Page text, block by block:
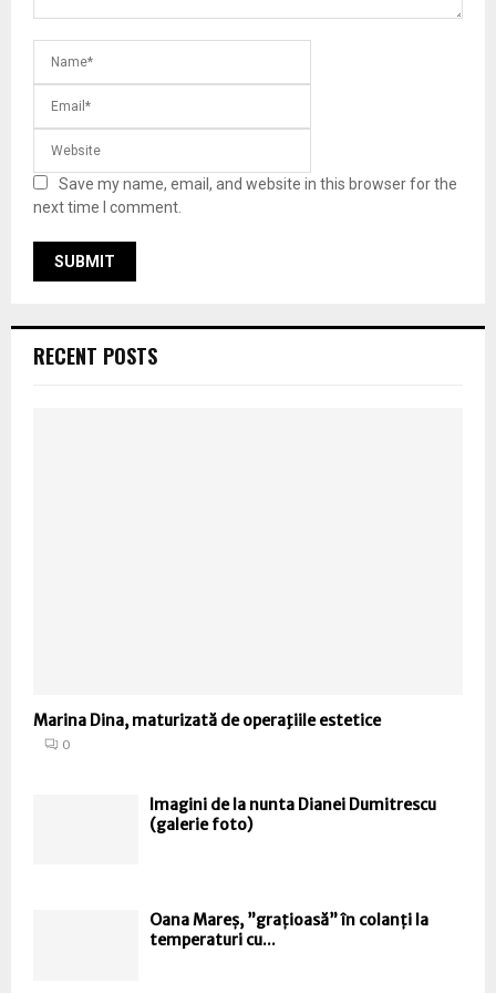
Save my name, email, and website in this browser for the
next time I comment.
RECENT POSTS
Marina Dina, maturizată de operaţiile estetice
0
Imagini de la nunta Dianei Dumitrescu
(galerie foto)
Oana Mareș, ”grațioasă” în colanți la
temperaturi cu...